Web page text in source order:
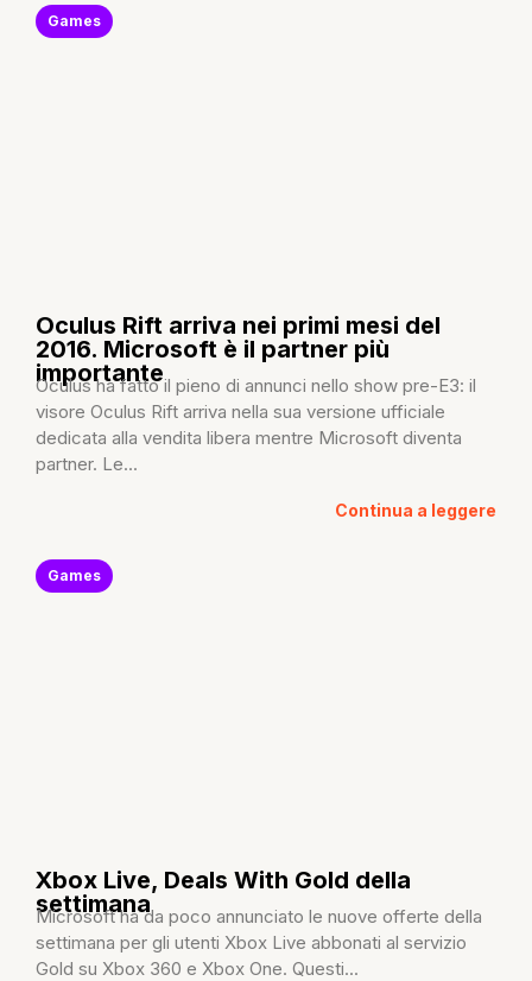
Games
Oculus Rift arriva nei primi mesi del
2016. Microsoft è il partner più
importante
Oculus ha fatto il pieno di annunci nello show pre-E3: il
visore Oculus Rift arriva nella sua versione ufficiale
dedicata alla vendita libera mentre Microsoft diventa
partner. Le...
Continua a leggere
Games
Xbox Live, Deals With Gold della
settimana
Microsoft ha da poco annunciato le nuove offerte della
settimana per gli utenti Xbox Live abbonati al servizio
Gold su Xbox 360 e Xbox One. Questi...